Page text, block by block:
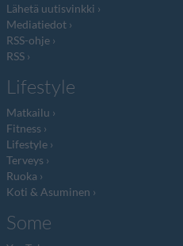
Lähetä uutisvinkki
Mediatiedot
RSS-ohje
RSS
Lifestyle
Matkailu
Fitness
Lifestyle
Terveys
Ruoka
Koti & Asuminen
Some